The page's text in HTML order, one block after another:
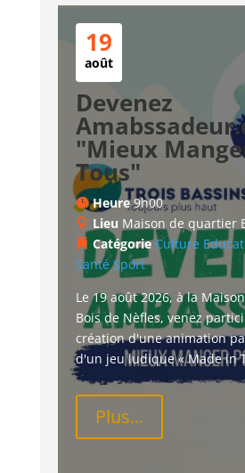
19
août
Devenez
"Mieux
Tous"
Heure9h00
Lieu Maison de quartier
CatégorieCulture
Santé Sport
Le 19 août 2026, à la
Bois de Nèfles, venez
création d'une animation
d'un jeu ludique « Made in
Plus...